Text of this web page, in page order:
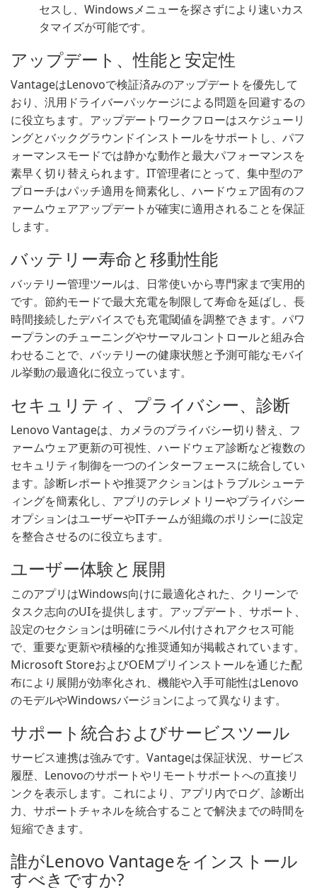
セスし、Windowsメニューを探さずにより速いカス
タマイズが可能です。
アップデート、性能と安定性
VantageはLenovoで検証済みのアップデートを優先して
おり、汎用ドライバーパッケージによる問題を回避するの
に役立ちます。アップデートワークフローはスケジューリ
ングとバックグラウンドインストールをサポートし、パフ
ォーマンスモードでは静かな動作と最大パフォーマンスを
素早く切り替えられます。IT管理者にとって、集中型のア
プローチはパッチ適用を簡素化し、ハードウェア固有のフ
ァームウェアアップデートが確実に適用されることを保証
します。
バッテリー寿命と移動性能
バッテリー管理ツールは、日常使いから専門家まで実用的
です。節約モードで最大充電を制限して寿命を延ばし、長
時間接続したデバイスでも充電閾値を調整できます。パワ
ープランのチューニングやサーマルコントロールと組み合
わせることで、バッテリーの健康状態と予測可能なモバイ
ル挙動の最適化に役立っています。
セキュリティ、プライバシー、診断
Lenovo Vantageは、カメラのプライバシー切り替え、フ
ァームウェア更新の可視性、ハードウェア診断など複数の
セキュリティ制御を一つのインターフェースに統合してい
ます。診断レポートや推奨アクションはトラブルシューテ
ィングを簡素化し、アプリのテレメトリーやプライバシー
オプションはユーザーやITチームが組織のポリシーに設定
を整合させるのに役立ちます。
ユーザー体験と展開
このアプリはWindows向けに最適化された、クリーンで
タスク志向のUIを提供します。アップデート、サポート、
設定のセクションは明確にラベル付けされアクセス可能
で、重要な更新や積極的な推奨通知が掲載されています。
Microsoft StoreおよびOEMプリインストールを通じた配
布により展開が効率化され、機能や入手可能性はLenovo
のモデルやWindowsバージョンによって異なります。
サポート統合およびサービスツール
サービス連携は強みです。Vantageは保証状況、サービス
履歴、Lenovoのサポートやリモートサポートへの直接リ
ンクを表示します。これにより、アプリ内でログ、診断出
力、サポートチャネルを統合することで解決までの時間を
短縮できます。
誰がLenovo Vantageをインストール
すべきですか?